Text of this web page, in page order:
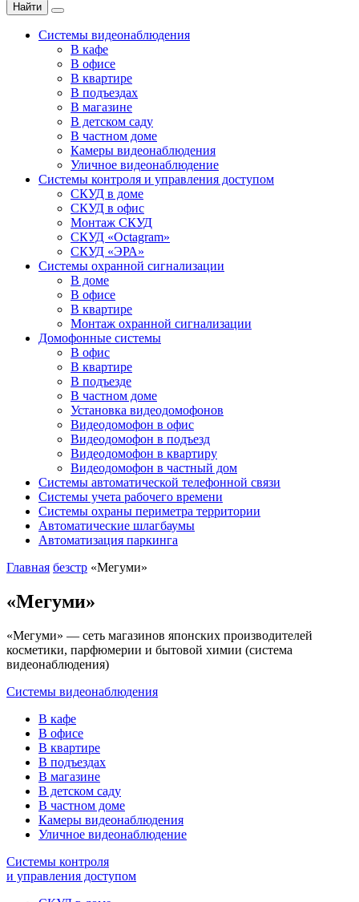
Найти
Системы видеонаблюдения
В кафе
В офисе
В квартире
В подъездах
В магазине
В детском саду
В частном доме
Камеры видеонаблюдения
Уличное видеонаблюдение
Системы контроля и управления доступом
СКУД в доме
СКУД в офис
Монтаж СКУД
СКУД «Octagram»
СКУД «ЭРА»
Системы охранной сигнализации
В доме
В офисе
В квартире
Монтаж охранной сигнализации
Домофонные системы
В офис
В квартире
В подъезде
В частном доме
Установка видеодомофонов
Видеодомофон в офис
Видеодомофон в подъезд
Видеодомофон в квартиру
Видеодомофон в частный дом
Системы автоматической телефонной связи
Системы учета рабочего времени
Системы охраны периметра территории
Автоматические шлагбаумы
Автоматизация паркинга
Главная безстр «Мегуми»
«Мегуми»
«Мегуми» — сеть магазинов японских производителей
косметики, парфюмерии и бытовой химии (система
видеонаблюдения)
Системы видеонаблюдения
В кафе
В офисе
В квартире
В подъездах
В магазине
В детском саду
В частном доме
Камеры видеонаблюдения
Уличное видеонаблюдение
Системы контроля
и управления доступом